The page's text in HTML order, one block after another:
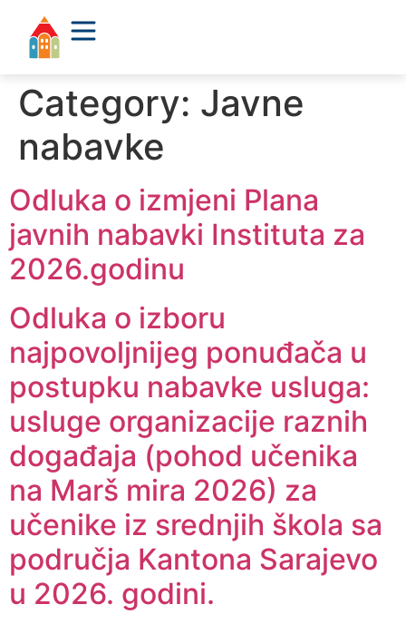
Category: Javne
nabavke
Odluka o izmjeni Plana
javnih nabavki Instituta za
2026.godinu
Odluka o izboru
najpovoljnijeg ponuđača u
postupku nabavke usluga:
usluge organizacije raznih
događaja (pohod učenika
na Marš mira 2026) za
učenike iz srednjih škola sa
područja Kantona Sarajevo
u 2026. godini.